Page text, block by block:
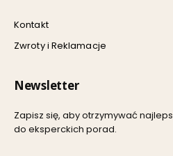
Kontakt
Zwroty i Reklamacje
Newsletter
Zapisz się, aby otrzymywać
do eksperckich porad.